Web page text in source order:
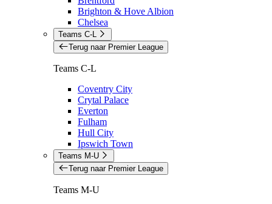
Brighton & Hove Albion
Chelsea
Teams C-L
Terug naar Premier League
Teams C-L
Coventry City
Crytal Palace
Everton
Fulham
Hull City
Ipswich Town
Teams M-U
Terug naar Premier League
Teams M-U